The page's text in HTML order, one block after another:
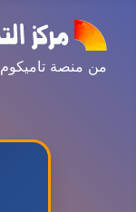
من منصة تاميكوم